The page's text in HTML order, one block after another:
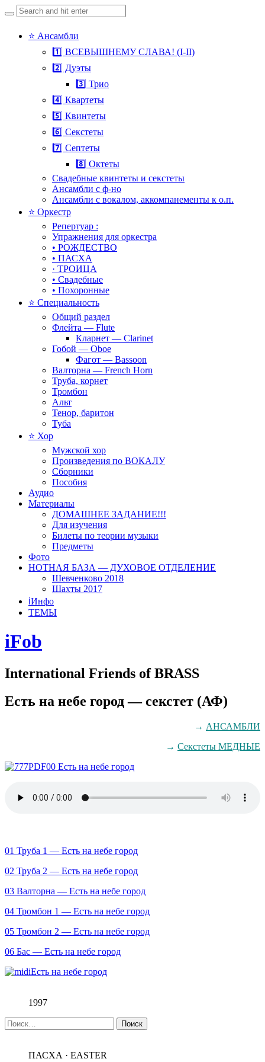
Search
for:
Skip
⭐ Ансамбли
1️⃣ ВСЕВЫШНЕМУ СЛАВА! (I-II)
2️⃣ Дуэты
3️⃣ Трио
4️⃣ Квартеты
5️⃣ Квинтеты
6️⃣ Секстеты
7️⃣ Септеты
8️⃣ Октеты
Свадебные квинтеты и секстеты
Ансамбли с ф-но
Ансамбли с вокалом, аккомпанементы к о.п.
⭐ Оркестр
Репертуар :
Упражнения для оркестра
• РОЖДЕСТВО
• ПАСХА
· ТРОИЦА
• Свадебные
• Похоронные
⭐ Специальность
Общий раздел
Флейта — Flute
Кларнет — Clarinet
Гобой — Oboe
Фагот — Bassoon
Валторна — French Horn
Труба, корнет
Тромбон
Альт
Тенор, баритон
Туба
⭐ Хор
Мужской хор
Произведения по ВОКАЛУ
Сборники
Пособия
Аудио
Материалы
ДОМАШНЕЕ ЗАДАНИЕ!!!
Для изучения
Билеты по теории музыки
Предметы
Фото
НОТНАЯ БАЗА — ДУХОВОЕ ОТДЕЛЕНИЕ
Шевченково 2018
Шахты 2017
ℹ️Инфо
ТЕМЫ
iFob
International Friends of BRASS
Есть на небе город — секстет (АФ)
→ АНСАМБЛИ
→ Секстеты МЕДНЫЕ
00 Есть на небе город
01 Труба 1 — Есть на небе город
02 Труба 2 — Есть на небе город
03 Валторна — Есть на небе город
04 Тромбон 1 — Есть на небе город
05 Тромбон 2 — Есть на небе город
06 Бас — Есть на небе город
Есть на небе город
1997
Найти:
ПАСХА · EASTER